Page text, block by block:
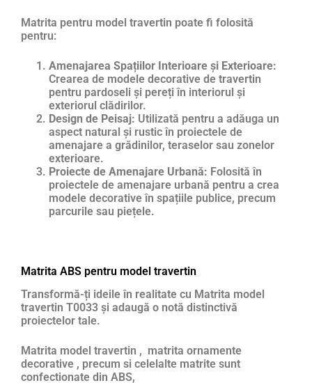
Matrita pentru model travertin poate fi folosită
pentru:
Amenajarea Spațiilor Interioare și Exterioare:
Crearea de modele decorative de travertin
pentru pardoseli și pereți în interiorul și
exteriorul clădirilor.
Design de Peisaj: Utilizată pentru a adăuga un
aspect natural și rustic în proiectele de
amenajare a grădinilor, teraselor sau zonelor
exterioare.
Proiecte de Amenajare Urbană: Folosită în
proiectele de amenajare urbană pentru a crea
modele decorative în spațiile publice, precum
parcurile sau piețele.
Matrita ABS pentru model travertin
Transformă-ți ideile în realitate cu Matrita model
travertin T0033 și adaugă o notă distinctivă
proiectelor tale.
Matrita model travertin , matrita ornamente
decorative , precum si celelalte matrite sunt
confectionate din ABS,